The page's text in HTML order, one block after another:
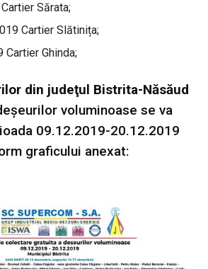
Sărata;
Cartier Slătinița;
Cartier Ghinda;
din judeţul Bistrita-Năsăud
voluminoase se va
09.12.2019-20.12.2019
graficului anexat: